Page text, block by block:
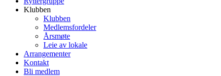
Klubben
Klubben
Medlemsfordeler
Årsmøte
Leie av lokale
Arrangementer
Kontakt
Bli medlem